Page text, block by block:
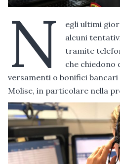
N
egli ultimi
alcuni
tramite
che
versamenti o bonifici
Molise, in particolare nella